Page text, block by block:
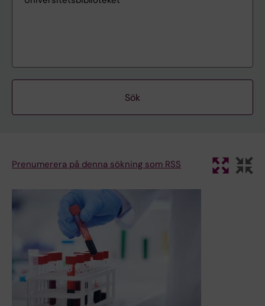
Prenumerera på denna sökning som RSS